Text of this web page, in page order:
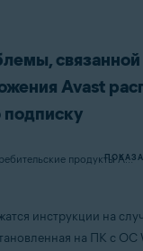
Avast
Применяется к Все потребительские продукты Avast для устройств с ОС Windows
инструкции на
на ПК с ОС